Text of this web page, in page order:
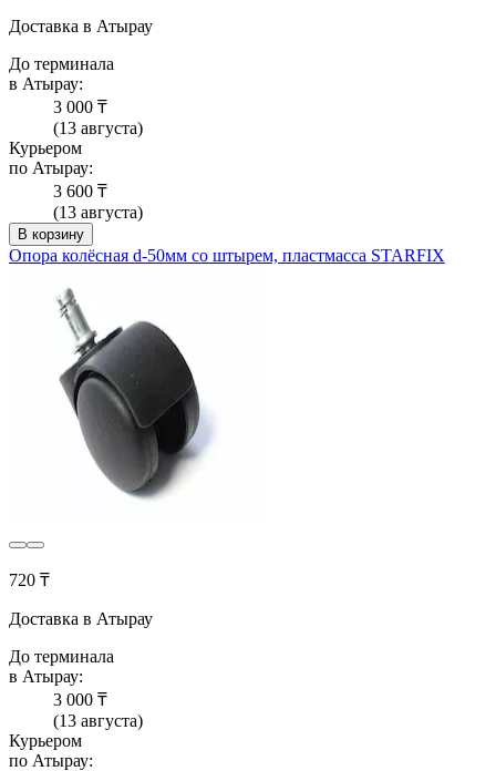
Доставка в Атырау
До терминала
в Атырау:
3 000 ₸
(13 августа)
Курьером
по Атырау:
3 600 ₸
(13 августа)
В корзину
Опора колёсная d-50мм со штырем, пластмасса STARFIX
720 ₸
Доставка в Атырау
До терминала
в Атырау:
3 000 ₸
(13 августа)
Курьером
по Атырау: